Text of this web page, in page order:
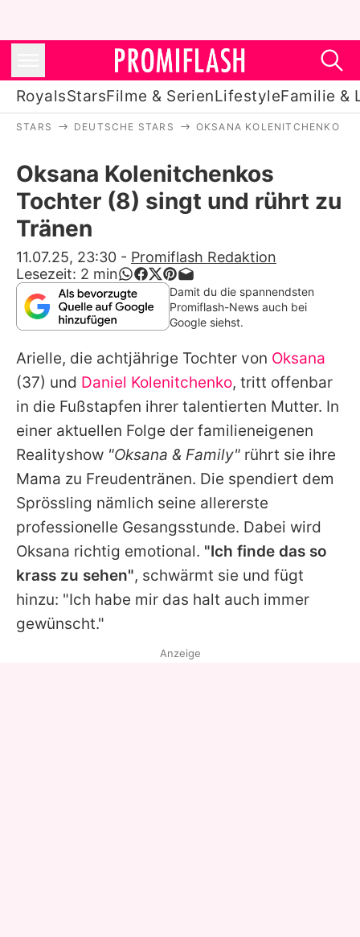
RoyalsStarsFilme & SerienLifestyleFamilie &
Stars
Filme & Serien
Lifestyle
Familie & Liebe
Promiflash Exklusiv
Alle Themen auf Promiflash
Jobs
App runterladen
Team
Redaktionelle Richtlinien
Impressum
Datenschutzerklärung
Utiq verwalten
STARS DEUTSCHE STARS OKSANA KOLENITCHENKO
Oksana Kolenitchenkos
Tochter (8) singt und rührt zu
Tränen
11.07.25, 23:30 - Promiflash Redaktion
Lesezeit: 2 min
Damit du die spannendsten
Promiflash-News auch bei
Google siehst.
Arielle, die achtjährige Tochter von Oksana
(37) und Daniel Kolenitchenko, tritt offenbar
in die Fußstapfen ihrer talentierten Mutter. In
einer aktuellen Folge der familieneigenen
Realityshow "Oksana & Family" rührt sie ihre
Mama zu Freudentränen. Die spendiert dem
Sprössling nämlich seine allererste
professionelle Gesangsstunde. Dabei wird
Oksana richtig emotional. "Ich finde das so
krass zu sehen", schwärmt sie und fügt
hinzu: "Ich habe mir das halt auch immer
gewünscht."
Anzeige